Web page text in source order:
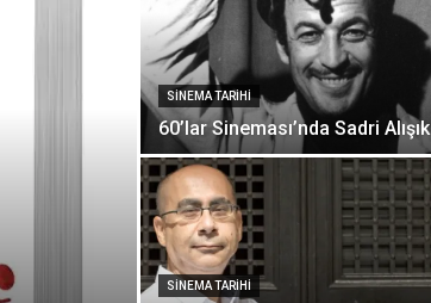
SINEMA TARIHI
60’lar Sineması’nda Sadri Alışık
SINEMA TARIHI